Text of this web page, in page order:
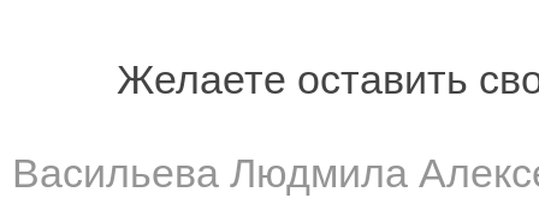
Желаете оставить
Васильева Людмила